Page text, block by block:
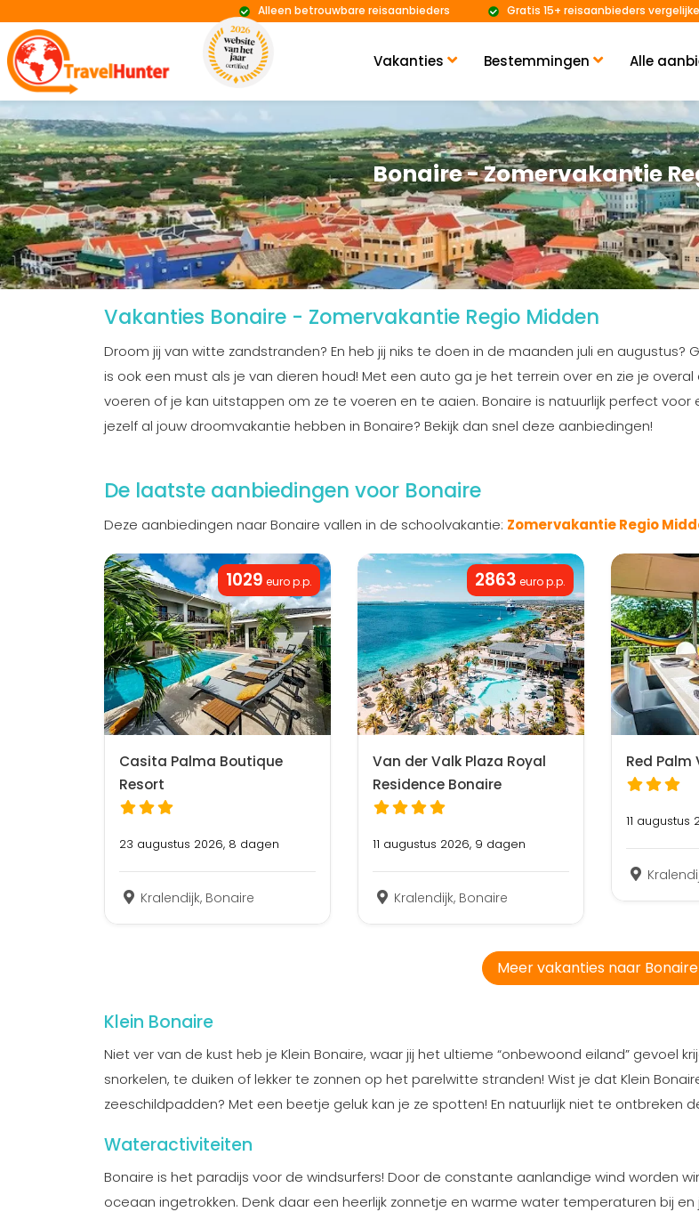
Vakanties Bestemmingen Alle
Alleen betrouwbare reisaanbieders Gratis 15+ reisaanbieders
Bonaire - Zomervakantie
Vakanties Bonaire - Zomervakantie Regio Midden
Droom jij van witte zandstranden? En heb jij niks te doen in de maanden juli en augustus?
is ook een must als je van dieren houd! Met een auto ga je het terrein over en zie je overal
voeren of je kan uitstappen om ze te voeren en te aaien. Bonaire is natuurlijk perfect voor
jezelf al jouw droomvakantie hebben in Bonaire? Bekijk dan snel deze aanbiedingen!
De laatste aanbiedingen voor Bonaire
Deze aanbiedingen naar Bonaire vallen in de schoolvakantie: Zomervakantie Regio
1029 euro p.p.
Casita Palma Boutique
Resort
23 augustus 2026, 8 dagen
Kralendijk, Bonaire
2863 euro p.p.
Van der Valk Plaza Royal
Residence Bonaire
11 augustus 2026, 9 dagen
Kralendijk, Bonaire
Red Palm
11 augustus
Meer vakanties naar Bonaire
Klein Bonaire
Niet ver van de kust heb je Klein Bonaire, waar jij het ultieme “onbewoond eiland” gevoel
snorkelen, te duiken of lekker te zonnen op het parelwitte stranden! Wist je dat Klein
zeeschildpadden? Met een beetje geluk kan je ze spotten! En natuurlijk niet te ontbreken
Wateractiviteiten
Bonaire is het paradijs voor de windsurfers! Door de constante aanlandige wind worden
oceaan ingetrokken. Denk daar een heerlijk zonnetje en warme water temperaturen bij